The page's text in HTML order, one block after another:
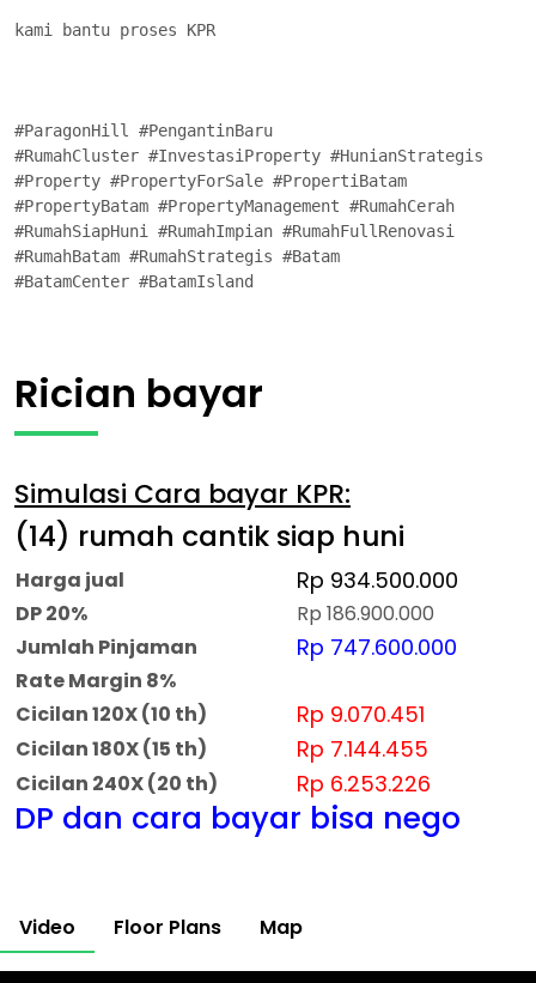
kami bantu proses KPR
#ParagonHill #PengantinBaru
#RumahCluster #InvestasiProperty #HunianStrategis
#Property #PropertyForSale #PropertiBatam
#PropertyBatam #PropertyManagement #RumahCerah
#RumahSiapHuni #RumahImpian #RumahFullRenovasi
#RumahBatam #RumahStrategis #Batam
#BatamCenter #BatamIsland
Rician bayar
Simulasi Cara bayar KPR:
(14) rumah cantik siap huni
Harga jual Rp 934.500.000
DP 20%
Rp 186.900.000
Jumlah Pinjaman
Rp 747.600.000
Rate Margin 8%
Cicilan 120X (10 th)
Rp 9.070.451
Cicilan 180X (15 th) Rp 7.144.455
Cicilan 240X (20 th) Rp 6.253.226
DP dan cara bayar bisa nego
Video Floor Plans Map